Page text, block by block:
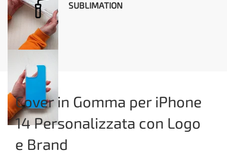
SUBLIMATION
Cover in Gomma per iPhone
14 Personalizzata con Logo
e Brand